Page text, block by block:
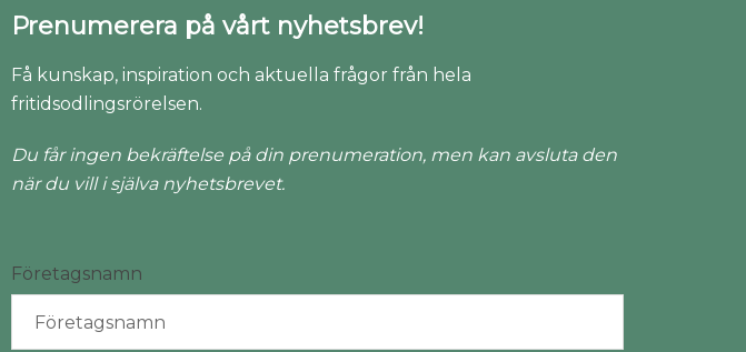
Prenumerera på vårt nyhetsbrev!
Få kunskap, inspiration och aktuella frågor från hela
fritidsodlingsrörelsen.
Du får ingen bekräftelse på din prenumeration, men kan avsluta den
när du vill i själva nyhetsbrevet.
Företagsnamn